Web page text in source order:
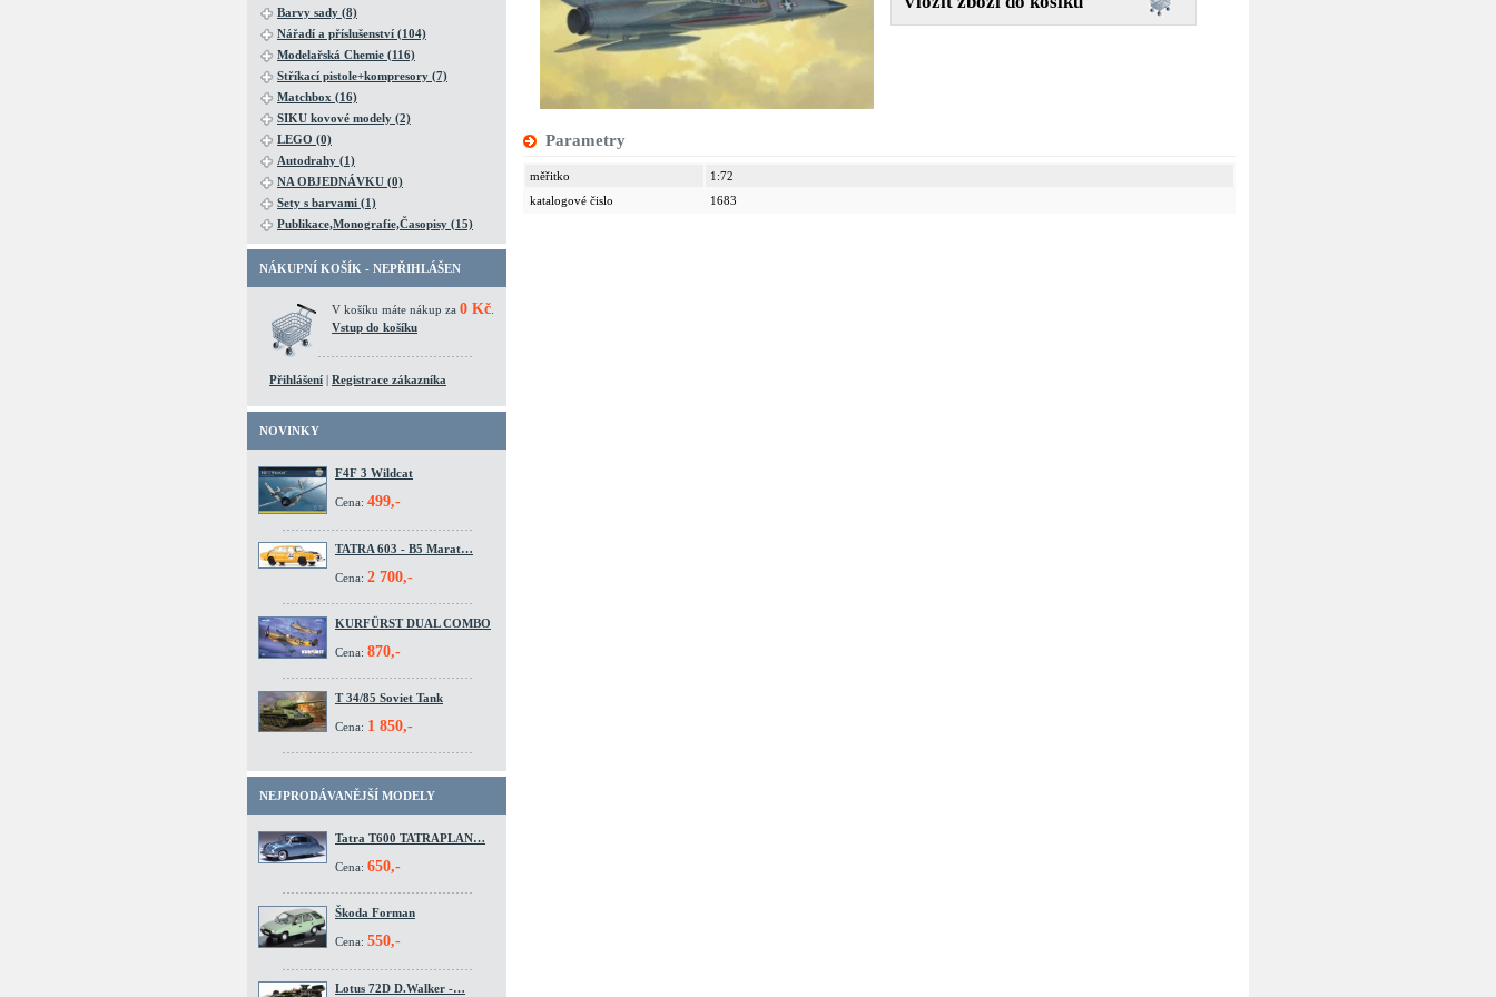
Barvy sady (8)
Nářadí a příslušenství (104)
Modelařská Chemie (116)
Stříkací pistole+kompresory (7)
Matchbox (16)
SIKU kovové modely (2)
LEGO (0)
Autodrahy (1)
NA OBJEDNÁVKU (0)
Sety s barvami (1)
Publikace,Monografie,Časopisy (15)
NÁKUPNÍ KOŠÍK - NEPŘIHLÁŠEN
V košíku máte nákup za 0 Kč
Vstup do košíku
Přihlášení | Registrace zákazníka
NOVINKY
F4F 3 Wildcat
Cena: 499,-
TATRA 603 - B5 Marat…
Cena: 2 700,-
KURFÜRST DUAL COMBO
Cena: 870,-
T 34/85 Soviet Tank
Cena: 1 850,-
NEJPRODÁVANĚJŠÍ MODELY
Tatra T600 TATRAPLAN…
Cena: 650,-
Škoda Forman
Cena: 550,-
Lotus 72D D.Walker -…
Parametry
měřitko
1:72
katalogové čislo
1683